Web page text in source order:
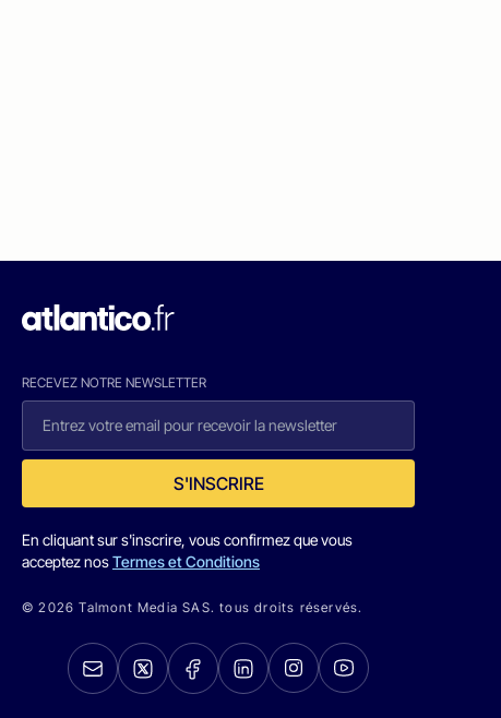
RECEVEZ NOTRE NEWSLETTER
S'INSCRIRE
En cliquant sur s'inscrire, vous confirmez que vous
acceptez nosTermes et Conditions
© 2026 Talmont Media SAS. tous droits réservés.